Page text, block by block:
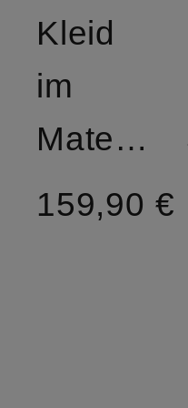
Kleid
im
Materialmix
159,90 €